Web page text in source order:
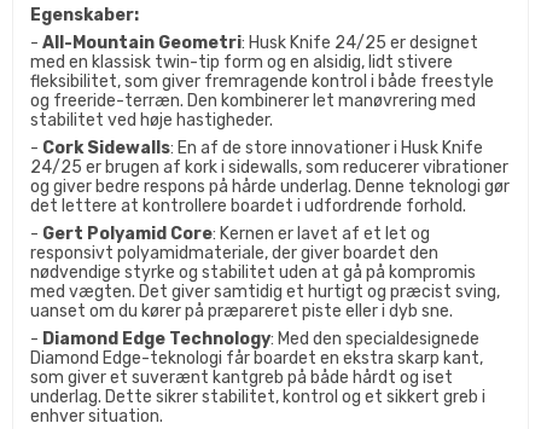
Egenskaber:
- All-Mountain Geometri: Husk Knife 24/25 er designet
med en klassisk twin-tip form og en alsidig, lidt stivere
fleksibilitet, som giver fremragende kontrol i både freestyle
og freeride-terræn. Den kombinerer let manøvrering med
stabilitet ved høje hastigheder.
- Cork Sidewalls: En af de store innovationer i Husk Knife
24/25 er brugen af kork i sidewalls, som reducerer vibrationer
og giver bedre respons på hårde underlag. Denne teknologi gør
det lettere at kontrollere boardet i udfordrende forhold.
- Gert Polyamid Core: Kernen er lavet af et let og
responsivt polyamidmateriale, der giver boardet den
nødvendige styrke og stabilitet uden at gå på kompromis
med vægten. Det giver samtidig et hurtigt og præcist sving,
uanset om du kører på præpareret piste eller i dyb sne.
- Diamond Edge Technology: Med den specialdesignede
Diamond Edge-teknologi får boardet en ekstra skarp kant,
som giver et suverænt kantgreb på både hårdt og iset
underlag. Dette sikrer stabilitet, kontrol og et sikkert greb i
enhver situation.